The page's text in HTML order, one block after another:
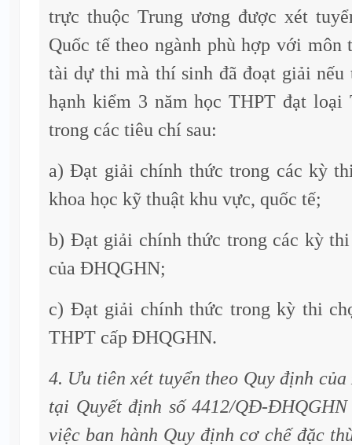
trực thuộc Trung ương được xét
Quốc tế theo ngành phù hợp với môn
tài dự thi mà thí sinh đã đoạt giải nếu
hạnh kiểm 3 năm học THPT đạt loại
trong các tiêu chí sau:
a) Đạt giải chính thức trong các kỳ
khoa học kỹ thuật khu vực, quốc tế;
b) Đạt giải chính thức trong các kỳ
của ĐHQGHN;
c) Đạt giải chính thức trong kỳ thi
THPT cấp ĐHQGHN.
4. Ưu tiên xét tuyển theo Quy định
tại Quyết định số 4412/QĐ-ĐHQGHN
việc ban hành Quy định cơ chế đặc